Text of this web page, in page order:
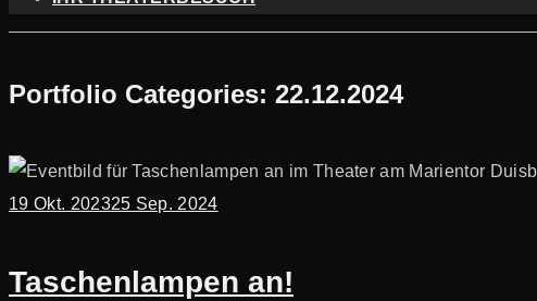
Portfolio Categories: 22.12.2024
19 Okt. 202325 Sep. 2024
Taschenlampen an!